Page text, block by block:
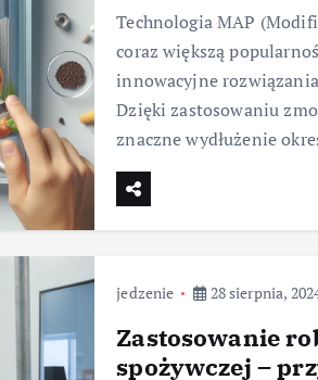
Technologia MAP
coraz większą
innowacyjne
Dzięki zastosowaniu
znaczne wydłużenie
jedzenie 28 sierpnia,
Zastosowanie
spożywczej –